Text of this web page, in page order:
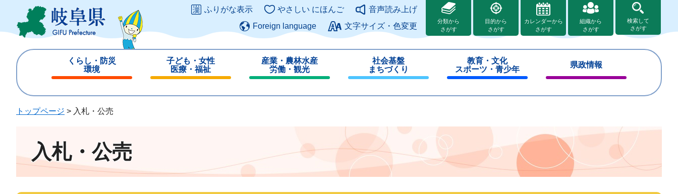
ジ
ュ
このページの本文へ
ふりがな表示 やさしい にほんご
音声読み上げ
Foreign language
文字サイズ・色変更
分類から
さがす
目的から
さがす
カレンダーから
さがす
組織から
さがす
検索して
さがす
くらし・防災
環境
じ
子ども・女性
医療・福祉
じ
産業・農林水産
労働・観光
じ
社会基盤
まちづくり
じ
教育・文化
スポーツ・青少年
じ
県政情報
じ
トップページ > 入札・公売
入札・公売